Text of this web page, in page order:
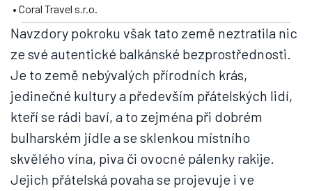
• Coral Travel s.r.o.
Navzdory pokroku však tato země neztratila nic
ze své autentické balkánské bezprostřednosti.
Je to země nebývalých přírodních krás,
jedinečné kultury a především přátelských lidí,
kteří se rádi baví, a to zejména při dobrém
bulharském jídle a se sklenkou místního
skvělého vína, piva či ovocné pálenky rakije.
Jejich přátelská povaha se projevuje i ve